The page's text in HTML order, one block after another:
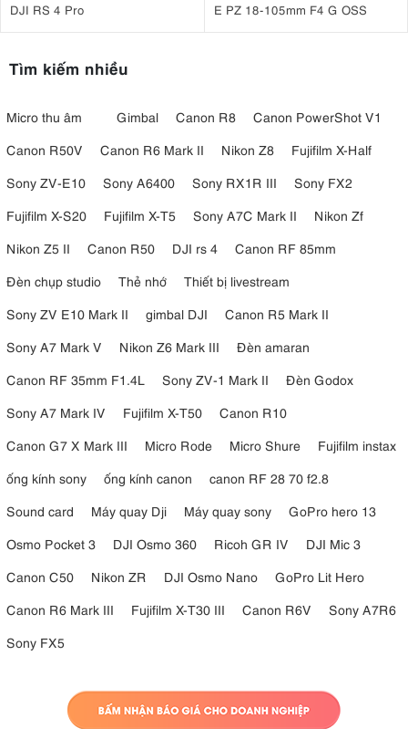
DJI RS 4 Pro
E PZ 18-105mm F4 G OSS
Tìm kiếm nhiều
Micro thu âm Gimbal Canon R8
Canon PowerShot V1
Canon R50V
Canon R6 Mark II Nikon Z8
Fujifilm X-Half
Sony ZV-E10
Sony A6400 Sony RX1R III
Sony FX2
Fujifilm X-S20
Fujifilm X-T5 Sony A7C Mark II
Nikon Zf
Nikon Z5 II
Canon R50 DJI rs 4
Canon RF 85mm
Đèn chụp studio
Thẻ nhớ
Thiết bị livestream
Sony ZV E10 Mark II
gimbal DJI
Canon R5 Mark II
Sony A7 Mark V
Nikon Z6 Mark III
Đèn amaran
Canon RF 35mm F1.4L
Sony ZV-1 Mark II
Đèn Godox
Sony A7 Mark IV
Fujifilm X-T50
Canon R10
Canon G7 X Mark III
Micro Rode Micro Shure
Fujifilm instax
ống kính sony
ống kính canon
canon RF 28 70 f2.8
Sound card
Máy quay Dji Máy quay sony
GoPro hero 13
Osmo Pocket 3
DJI Osmo 360 Ricoh GR IV
DJI Mic 3
Canon C50
Nikon ZR DJI Osmo Nano
GoPro Lit Hero
Canon R6 Mark III
Fujifilm X-T30 III Canon R6V
Sony A7R6
Sony FX5